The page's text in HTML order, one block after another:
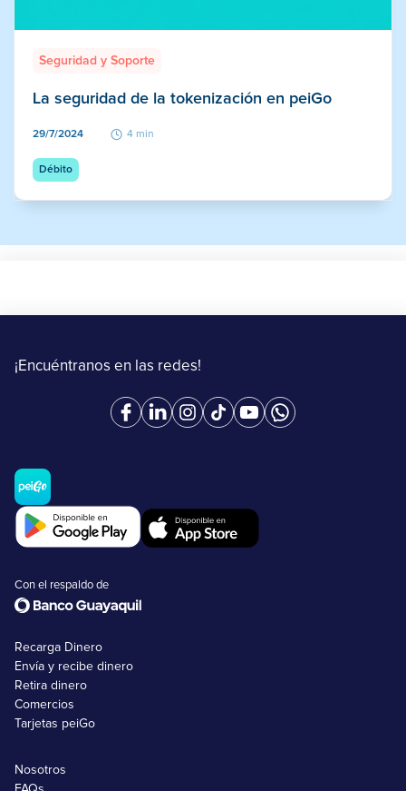
Seguridad y Soporte
La seguridad de la tokenización en peiGo
29/7/2024 4 min
Débito
¡Encuéntranos en las redes!
Con el respaldo de
Recarga Dinero
Envía y recibe dinero
Retira dinero
Comercios
Tarjetas peiGo
Nosotros